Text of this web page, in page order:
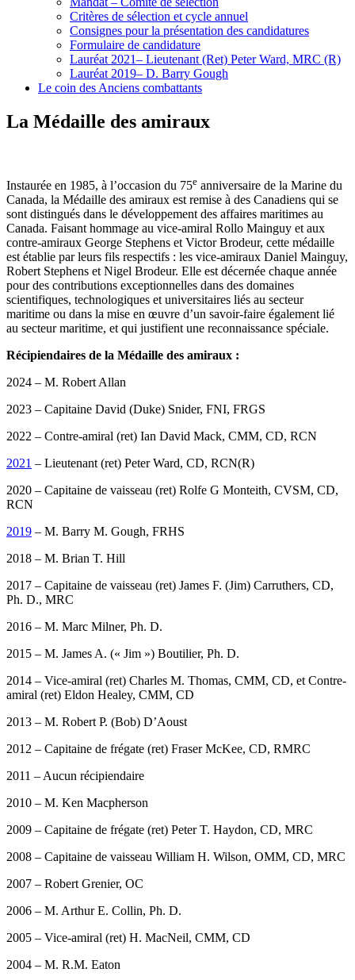
Critères de sélection et cycle annuel
Consignes pour la présentation des candidatures
Formulaire de candidature
Lauréat 2021– Lieutenant (Ret) Peter Ward, MRC (R)
Lauréat 2019– D. Barry Gough
Le coin des Anciens combattants
La Médaille des amiraux
Instaurée en 1985, à l’occasion du 75e anniversaire de la Marine du
Canada, la Médaille des amiraux est remise à des Canadiens qui se
sont distingués dans le développement des affaires maritimes au
Canada. Faisant hommage au vice-amiral Rollo Mainguy et aux
contre-amiraux George Stephens et Victor Brodeur, cette médaille
est établie par leurs fils respectifs : les vice-amiraux Daniel Mainguy,
Robert Stephens et Nigel Brodeur. Elle est décernée chaque année
pour des contributions exceptionnelles dans des domaines
scientifiques, technologiques et universitaires liés au secteur
maritime ou dans la mise en œuvre d’un savoir-faire également lié
au secteur maritime, et qui justifient une reconnaissance spéciale.
Récipiendaires de la Médaille des amiraux :
2024 – M. Robert Allan
2023 – Capitaine David (Duke) Snider, FNI, FRGS
2022 – Contre-amiral (ret) Ian David Mack, CMM, CD, RCN
2021 – Lieutenant (ret) Peter Ward, CD, RCN(R)
2020 – Capitaine de vaisseau (ret) Rolfe G Monteith, CVSM, CD,
RCN
2019 – M. Barry M. Gough, FRHS
2018 – M. Brian T. Hill
2017 – Capitaine de vaisseau (ret) James F. (Jim) Carruthers, CD,
Ph. D., MRC
2016 – M. Marc Milner, Ph. D.
2015 – M. James A. (« Jim ») Boutilier, Ph. D.
2014 – Vice-amiral (ret) Charles M. Thomas, CMM, CD, et Contre-
amiral (ret) Eldon Healey, CMM, CD
2013 – M. Robert P. (Bob) D’Aoust
2012 – Capitaine de frégate (ret) Fraser McKee, CD, RMRC
2011 – Aucun récipiendaire
2010 – M. Ken Macpherson
2009 – Capitaine de frégate (ret) Peter T. Haydon, CD, MRC
2008 – Capitaine de vaisseau William H. Wilson, OMM, CD, MRC
2007 – Robert Grenier, OC
2006 – M. Arthur E. Collin, Ph. D.
2005 – Vice-amiral (ret) H. MacNeil, CMM, CD
2004 – M. R.M. Eaton